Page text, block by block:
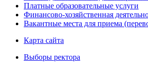
Платные образовательные услуги
Финансово-хозяйственная
Вакантные места для приема
Карта сайта
Выборы ректора